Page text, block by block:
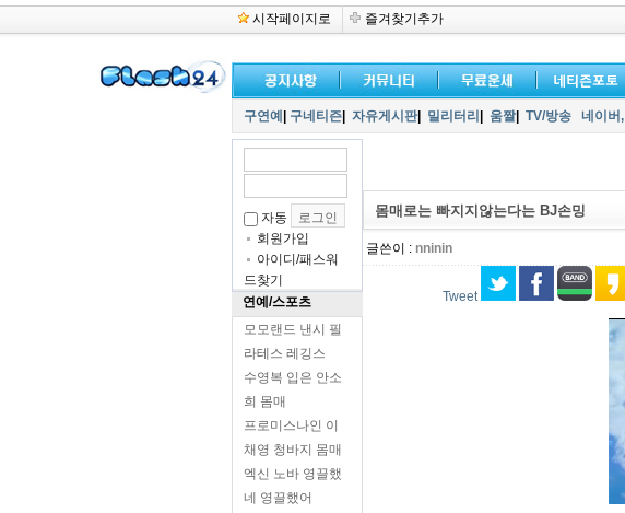
시작페이지로 즐겨찾기추가
구연예 구네티즌 자유게시판| 밀리터리 움짤| TV/방송 네이버,
자동
회원가입
아이디/패스워
드찾기
연예/스포츠
모모랜드 낸시 필
라테스 레깅스
수영복 입은 안소
희 몸매
프로미스나인 이
채영 청바지 몸매
엑신 노바 영끌했
네 영끌했어
몸매로는 빠지지않는다는 BJ손밍
글쓴이 : nninin
Tweet